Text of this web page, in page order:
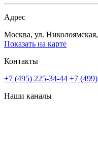
Адрес
Москва, ул.
Показать на карте
Контакты
+7 (495) 225-34-44 +7
Наши каналы